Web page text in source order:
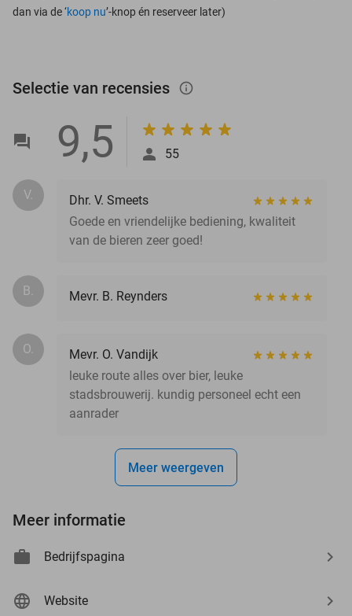
dan via de ‘koop nu’-knop én reserveer later)
Selectie van recensies info_outlined
9,5 55
V.
Dhr. V. Smeets
Goede en vriendelijke bediening, kwaliteit
van de bieren zeer goed!
B. Mevr. B. Reynders
O.
Mevr. O. Vandijk
leuke route alles over bier, leuke
stadsbrouwerij. kundig personeel echt een
aanrader
Meer weergeven
Meer informatie
Bedrijfspagina
Website